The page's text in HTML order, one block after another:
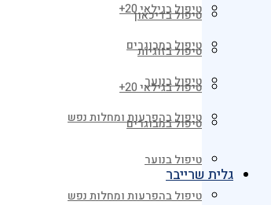
טיפול בגילאי 20+
טיפול במבוגרים
טיפול בנוער
טיפול בהפרעות ומחלות נפש
גלית שרייבר
טיפול בדיכאון
טיפול בזוגיות
טיפול בגילאי 20+
טיפול במבוגרים
טיפול בנוער
טיפול בהפרעות ומחלות נפש